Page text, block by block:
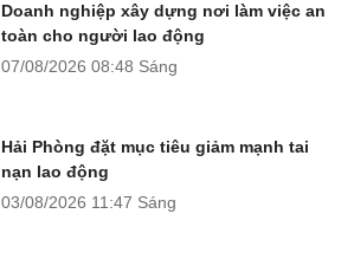
Doanh nghiệp xây dựng nơi làm việc an
toàn cho người lao động
07/08/2026 08:48 Sáng
Hải Phòng đặt mục tiêu giảm mạnh tai
nạn lao động
03/08/2026 11:47 Sáng